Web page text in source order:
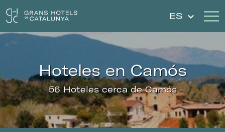
ES
Escapadas
Bodas Cheques Regalo
Descubre Cataluña Contacto
hoteles en Camós
56 Hoteles cerca de Camós